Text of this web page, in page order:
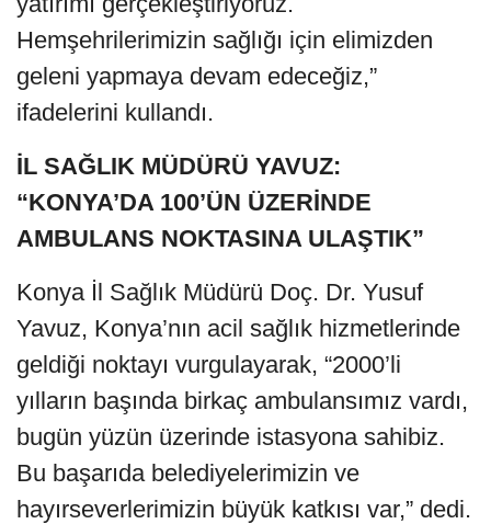
Hemşehrilerimizin sağlığı için elimizden
geleni yapmaya devam edeceğiz,”
ifadelerini kullandı.
İL SAĞLIK MÜDÜRÜ YAVUZ:
“KONYA’DA 100’ÜN ÜZERİNDE
AMBULANS NOKTASINA ULAŞTIK”
Konya İl Sağlık Müdürü Doç. Dr. Yusuf
Yavuz, Konya’nın acil sağlık hizmetlerinde
geldiği noktayı vurgulayarak, “2000’li
yılların başında birkaç ambulansımız vardı,
bugün yüzün üzerinde istasyona sahibiz.
Bu başarıda belediyelerimizin ve
hayırseverlerimizin büyük katkısı var,” dedi.